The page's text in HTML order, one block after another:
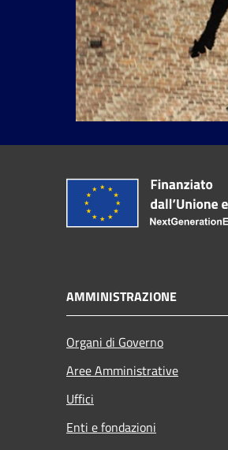
AMMINISTRAZIONE
Organi di Governo
Aree Amministrative
Uffici
Enti e fondazioni